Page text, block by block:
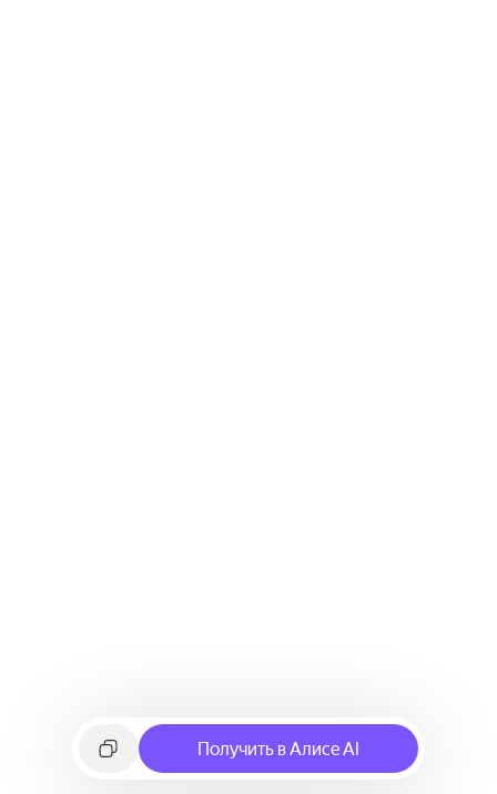
Получить в Алисе AI